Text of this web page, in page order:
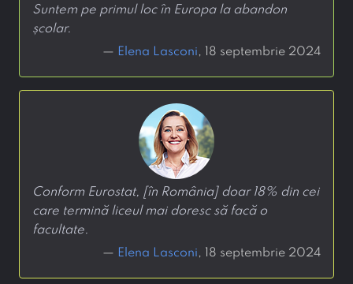
Suntem pe primul loc în Europa la abandon
școlar.
— Elena Lasconi, 18 septembrie 2024
Conform Eurostat, [în România] doar 18% din cei
care termină liceul mai doresc să facă o
facultate.
— Elena Lasconi, 18 septembrie 2024